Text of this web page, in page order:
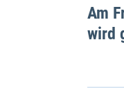
Am
wird